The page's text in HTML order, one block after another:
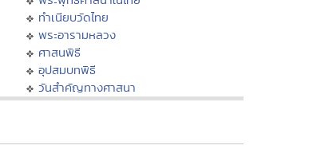
ทำเนียบวัดไทย
พระอารามหลวง
ศาสนพิธี
อุปสมบทพิธี
วันสำคัญทางศาสนา